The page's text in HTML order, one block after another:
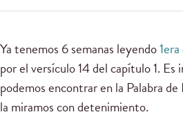
Ya tenemos 6 semanas leyendo
por el versículo 14 del capítulo 1.
podemos encontrar en la Palabra
la miramos con detenimiento.